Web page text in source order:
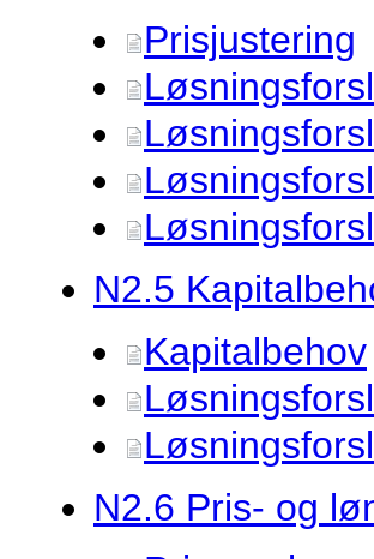
Prisjustering
N2.5
Kapitalbehov
N2.6 Pris- og